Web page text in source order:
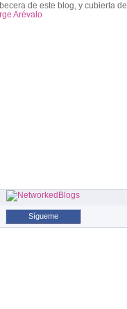
de este blog, y cubierta de
Arévalo
Sígueme